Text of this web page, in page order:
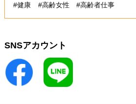
#健康 #高齢女性 #高齢者仕事
SNSアカウント